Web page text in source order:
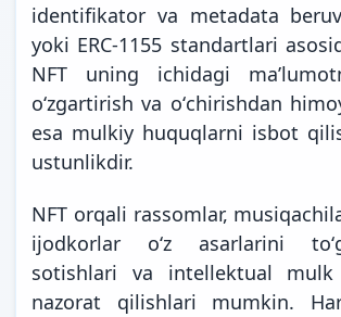
identifikator va metadata
yoki ERC-1155 standartlari
NFT uning ichidagi
oʻzgartirish va oʻchirishdan
esa mulkiy huquqlarni isbot
ustunlikdir.
NFT orqali rassomlar,
ijodkorlar oʻz asarlarini
sotishlari va intellektual mulk
nazorat qilishlari mumkin.